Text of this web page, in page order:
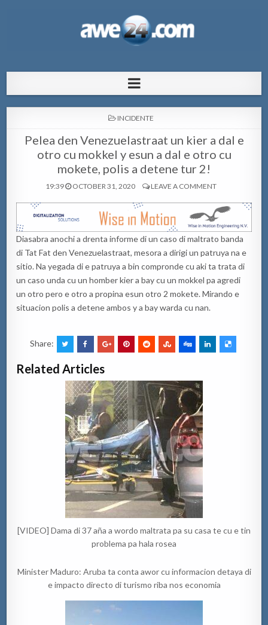
pa Aruba
POSTED
INCIDENTE
Pelea den Venezuelastraat un kier a dal e
otro cu mokkel y esun a dal e otro cu
mokete, polis a detene tur 2!
19:39 OCTOBER 31, 2020 LEAVE A COMMENT
Diasabra anochi a drenta informe di un caso di maltrato banda
di Tat Fat den Venezuelastraat, mesora a dirigi un patruya na e
sitio. Na yegada di e patruya a bin compronde cu aki ta trata di
un caso unda cu un homber kier a bay cu un mokkel pa agredi
un otro pero e otro a propina esun otro 2 mokete. Mirando e
situacion polis a detene ambos y a bay warda cu nan.
Share:
Related Articles
[VIDEO] Dama di 37 aña a wordo maltrata pa su casa te cu e tin
problema pa hala rosea
Minister Maduro: Aruba ta conta awor cu informacion detaya di
e impacto directo di turismo riba nos economia